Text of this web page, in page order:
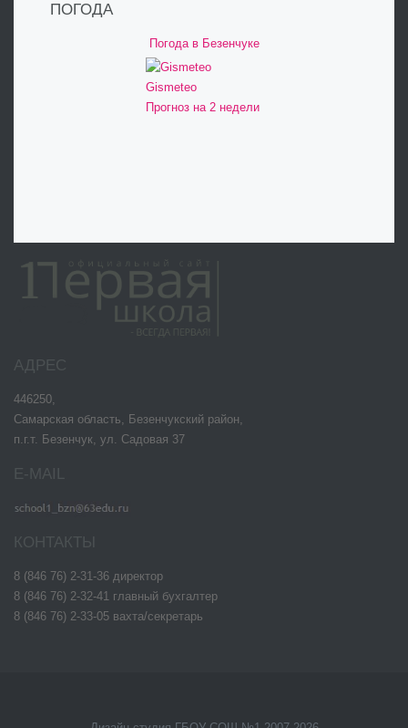
ПОГОДА
Погода в Безенчуке
Gismeteo
Прогноз на 2 недели
АДРЕС
446250,
Самарская область, Безенчукский район,
п.г.т. Безенчук, ул. Садовая 37
E-MAIL
КОНТАКТЫ
8 (846 76) 2-31-36 директор
8 (846 76) 2-32-41 главный бухгалтер
8 (846 76) 2-33-05 вахта/секретарь